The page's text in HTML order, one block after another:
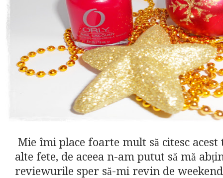
Mie îmi place foarte mult să citesc acest
alte fete, de aceea n-am putut să mă
reviewurile sper să-mi revin de